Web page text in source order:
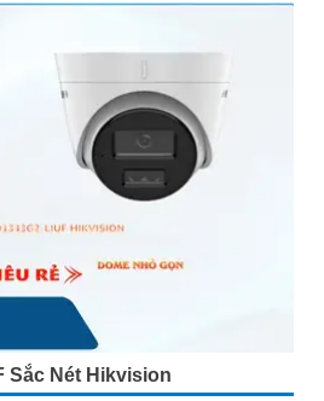
Sắc Nét Hikvision